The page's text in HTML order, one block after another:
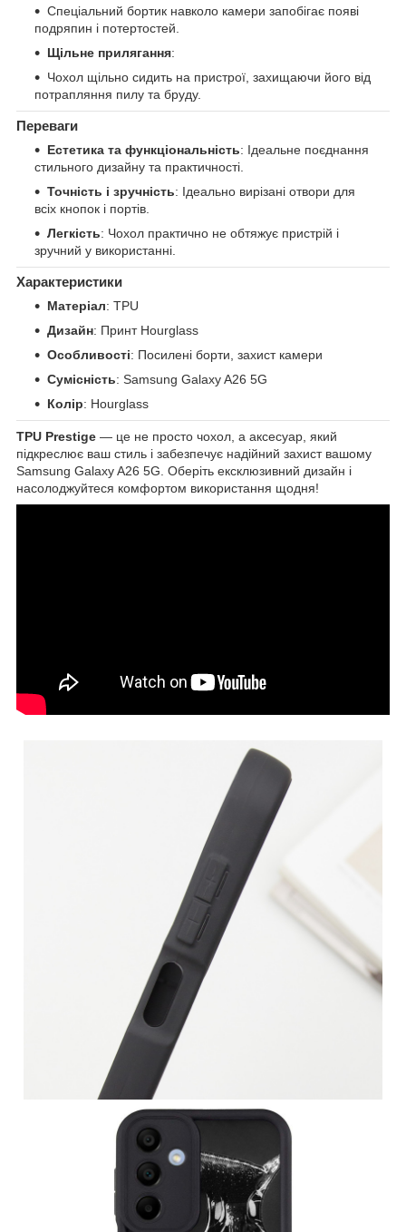
Спеціальний бортик навколо камери запобігає появі
подряпин і потертостей.
Щільне прилягання:
Чохол щільно сидить на пристрої, захищаючи його від
потрапляння пилу та бруду.
Переваги
Естетика та функціональність: Ідеальне поєднання
стильного дизайну та практичності.
Точність і зручність: Ідеально вирізані отвори для
всіх кнопок і портів.
Легкість: Чохол практично не обтяжує пристрій і
зручний у використанні.
Характеристики
Матеріал: TPU
Дизайн: Принт Hourglass
Особливості: Посилені борти, захист камери
Сумісність: Samsung Galaxy A26 5G
Колір: Hourglass
TPU Prestige — це не просто чохол, а аксесуар, який
підкреслює ваш стиль і забезпечує надійний захист вашому
Samsung Galaxy A26 5G. Оберіть ексклюзивний дизайн і
насолоджуйтеся комфортом використання щодня!